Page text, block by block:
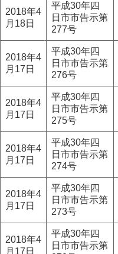
2018年4
月18日
平成30年四
日市市告示第
277号
2018年4
月17日
平成30年四
日市市告示第
276号
2018年4
月17日
平成30年四
日市市告示第
275号
2018年4
月17日
平成30年四
日市市告示第
274号
2018年4
月17日
平成30年四
日市市告示第
273号
2018年4
月17日
平成30年四
日市市告示第